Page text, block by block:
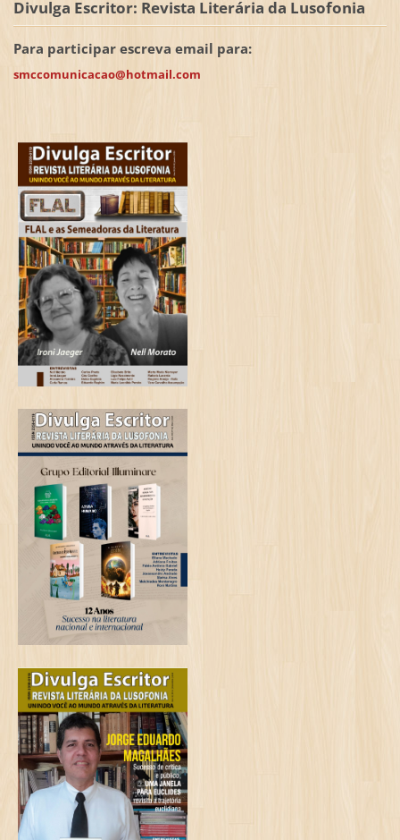
Divulga Escritor: Revista Literária da Lusofonia
Para participar escreva email para:
smccomunicacao@hotmail.com